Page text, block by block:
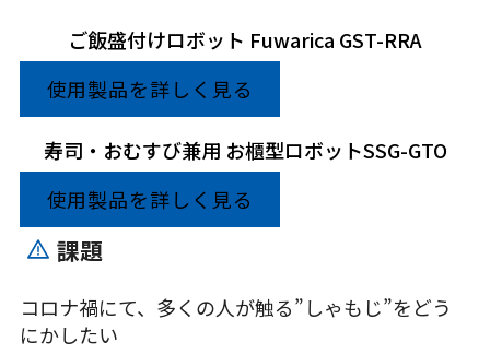
ご飯盛付けロボット Fuwarica GST-RRA
使用製品を詳しく見る
寿司・おむすび兼用 お櫃型ロボットSSG-GTO
使用製品を詳しく見る
課題
コロナ禍にて、多くの人が触る”しゃもじ”をどう
にかしたい